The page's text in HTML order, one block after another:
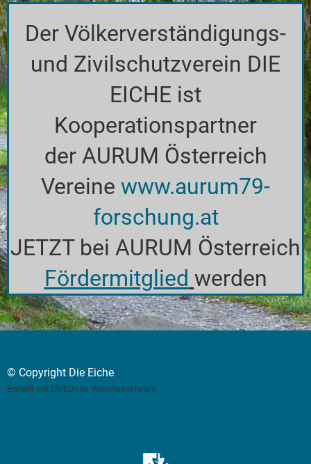
Der Völkerverständigungs-
und Zivilschutzverein DIE
EICHE ist
Kooperationspartner
der AURUM Österreich
Vereine www.aurum79-
forschung.at
JETZT bei AURUM Österreich
Fördermitglied werden
© Copyright Die Eiche
Erstellt mit ClubDesk Vereinssoftware